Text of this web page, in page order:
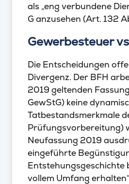
als „eng verbundene
G anzusehen (Art. 132
Gewerbesteuer
Die Entscheidungen
Divergenz. Der BFH
2019 geltenden
GewStG) keine
Tatbestandsmerkmale
Prüfungsvorbereitung)
Neufassung 2019
eingeführte
Entstehungsgeschichte
vollem Umfang